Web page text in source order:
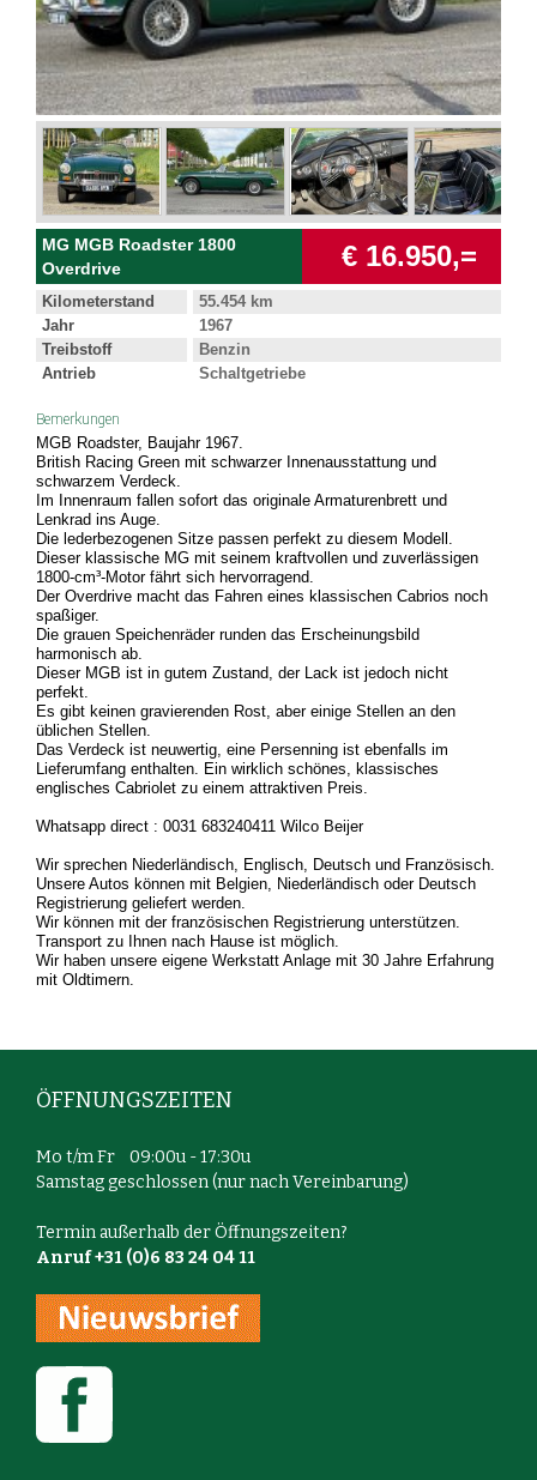
MG MGB Roadster 1800
Overdrive
€ 16.950,=
Kilometerstand
55.454 km
Jahr
1967
Treibstoff
Benzin
Antrieb
Schaltgetriebe
Bemerkungen
MGB Roadster, Baujahr 1967.
British Racing Green mit schwarzer Innenausstattung und
schwarzem Verdeck.
Im Innenraum fallen sofort das originale Armaturenbrett und
Lenkrad ins Auge.
Die lederbezogenen Sitze passen perfekt zu diesem Modell.
Dieser klassische MG mit seinem kraftvollen und zuverlässigen
1800-cm³-Motor fährt sich hervorragend.
Der Overdrive macht das Fahren eines klassischen Cabrios noch
spaßiger.
Die grauen Speichenräder runden das Erscheinungsbild
harmonisch ab.
Dieser MGB ist in gutem Zustand, der Lack ist jedoch nicht
perfekt.
Es gibt keinen gravierenden Rost, aber einige Stellen an den
üblichen Stellen.
Das Verdeck ist neuwertig, eine Persenning ist ebenfalls im
Lieferumfang enthalten. Ein wirklich schönes, klassisches
englisches Cabriolet zu einem attraktiven Preis.
Whatsapp direct : 0031 683240411 Wilco Beijer
Wir sprechen Niederländisch, Englisch, Deutsch und Französisch.
Unsere Autos können mit Belgien, Niederländisch oder Deutsch
Registrierung geliefert werden.
Wir können mit der französischen Registrierung unterstützen.
Transport zu Ihnen nach Hause ist möglich.
Wir haben unsere eigene Werkstatt Anlage mit 30 Jahre Erfahrung
mit Oldtimern.
ÖFFNUNGSZEITEN
Mo t/m Fr 09:00u - 17:30u
Samstag geschlossen (nur nach Vereinbarung)
Termin außerhalb der Öffnungszeiten?
Anruf +31 (0)6 83 24 04 11